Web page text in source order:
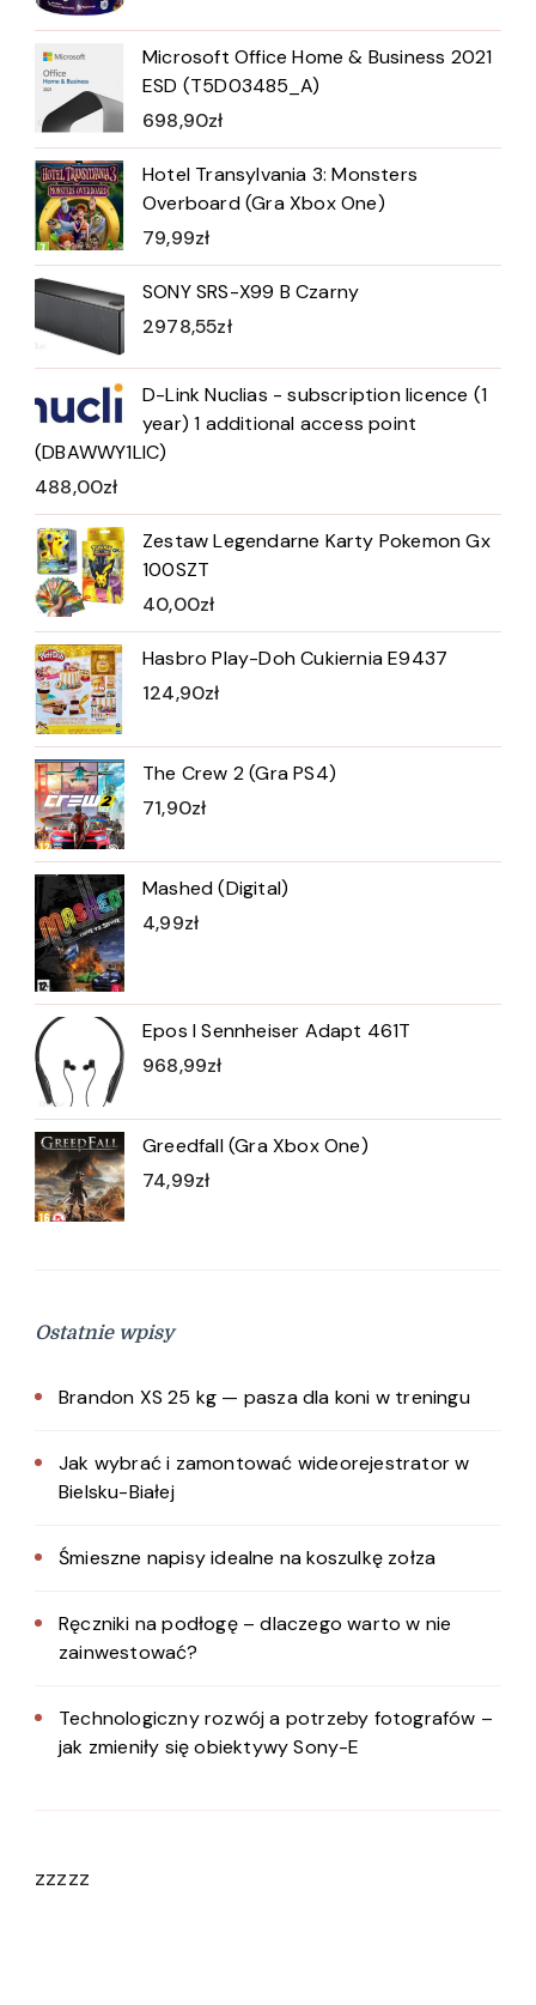
Microsoft Office Home & Business 2021
ESD (T5D03485_A)
698,90zł
Hotel Transylvania 3: Monsters
Overboard (Gra Xbox One)
79,99zł
SONY SRS-X99 B Czarny
2978,55zł
D-Link Nuclias - subscription licence (1
year) 1 additional access point
(DBAWWY1LIC)
488,00zł
Zestaw Legendarne Karty Pokemon Gx
100SZT
40,00zł
Hasbro Play-Doh Cukiernia E9437
124,90zł
The Crew 2 (Gra PS4)
71,90zł
Mashed (Digital)
4,99zł
Epos I Sennheiser Adapt 461T
968,99zł
Greedfall (Gra Xbox One)
74,99zł
Ostatnie wpisy
Brandon XS 25 kg — pasza dla koni w treningu
Jak wybrać i zamontować wideorejestrator w
Bielsku-Białej
Śmieszne napisy idealne na koszulkę zołza
Ręczniki na podłogę – dlaczego warto w nie
zainwestować?
Technologiczny rozwój a potrzeby fotografów –
jak zmieniły się obiektywy Sony-E
zzzzz